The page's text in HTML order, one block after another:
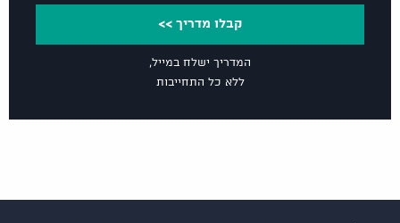
קבלו מדריך >>
המדריך ישלח במייל,
ללא כל התחייבות